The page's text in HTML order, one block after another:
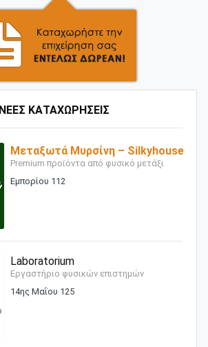
ΝΕΕΣ ΚΑΤΑΧΩΡΗΣΕΙΣ
Μεταξωτά Μυρσίνη – Silkyhouse
Premium προϊόντα από φυσικό μετάξι
Εμπορίου 112
Laboratorium
Εργαστήριο φυσικών επιστημών
14ης Μαΐου 125